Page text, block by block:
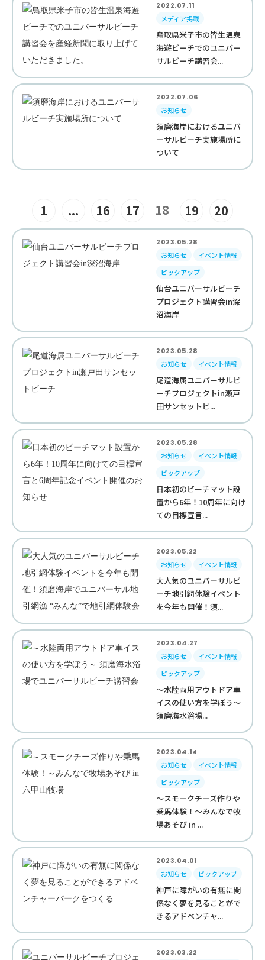
2022.07.11
メディア掲載
鳥取県米子市の皆生温泉
海遊ビーチでのユニバー
サルビーチ講習会...
2022.07.06
お知らせ
須磨海岸におけるユニバ
ーサルビーチ実施場所に
ついて
1 ... 16 17 18 19 20
2023.05.28
お知らせ
イベント情報
ピックアップ
仙台ユニバーサルビーチ
プロジェクト講習会in深
沼海岸
2023.05.28
お知らせ
イベント情報
尾道海属ユニバーサルビ
ーチプロジェクトin瀬戸
田サンセットビ...
2023.05.28
お知らせ
イベント情報
ピックアップ
日本初のビーチマット設
置から6年！10周年に向け
ての目標宣言...
2023.05.22
お知らせ
イベント情報
大人気のユニバーサルビ
ーチ地引網体験イベント
を今年も開催！須...
2023.04.27
お知らせ
イベント情報
ピックアップ
～水陸両用アウトドア車
イスの使い方を学ぼう～
須磨海水浴場...
2023.04.14
お知らせ
イベント情報
ピックアップ
～スモークチーズ作りや
乗馬体験！～みんなで牧
場あそび in ...
2023.04.01
お知らせ
ピックアップ
神戸に障がいの有無に関
係なく夢を見ることがで
きるアドベンチャ...
2023.03.22